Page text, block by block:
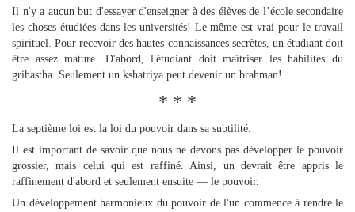
Il n'y a aucun but d'essayer d'enseigner à des élèves de l’école secondaire
les choses étudiées dans les universités! Le même est vrai pour le travail
spirituel. Pour recevoir des hautes connaissances secrètes, un étudiant doit
être assez mature. D'abord, l'étudiant doit maîtriser les habilités du
grihastha. Seulement un kshatriya peut devenir un brahman!
* * *
La septième loi est la loi du pouvoir dans sa subtilité.
Il est important de savoir que nous ne devons pas développer le pouvoir
grossier, mais celui qui est raffiné. Ainsi, un devrait être appris le
raffinement d'abord et seulement ensuite — le pouvoir.
Un développement harmonieux du pouvoir de l'un commence à rendre le